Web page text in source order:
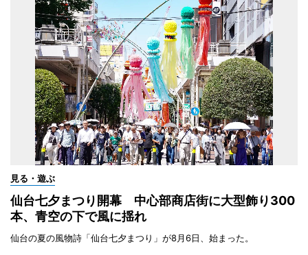
見る・遊ぶ
仙台七夕まつり開幕 中心部商店街に大型飾り300
本、青空の下で風に揺れ
仙台の夏の風物詩「仙台七夕まつり」が8月6日、始まった。